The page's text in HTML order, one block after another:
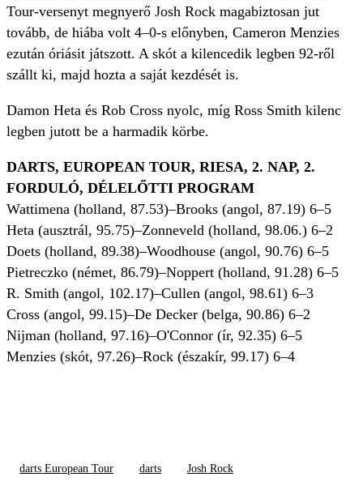
Tour-versenyt megnyerő Josh Rock magabiztosan jut
tovább, de hiába volt 4–0-s előnyben, Cameron Menzies
ezután óriásit játszott. A skót a kilencedik legben 92-ről
szállt ki, majd hozta a saját kezdését is.
Damon Heta és Rob Cross nyolc, míg Ross Smith kilenc
legben jutott be a harmadik körbe.
DARTS, EUROPEAN TOUR, RIESA, 2. NAP, 2.
FORDULÓ, DÉLELŐTTI PROGRAM
Wattimena (holland, 87.53)–Brooks (angol, 87.19) 6–5
Heta (ausztrál, 95.75)–Zonneveld (holland, 98.06.) 6–2
Doets (holland, 89.38)–Woodhouse (angol, 90.76) 6–5
Pietreczko (német, 86.79)–Noppert (holland, 91.28) 6–5
R. Smith (angol, 102.17)–Cullen (angol, 98.61) 6–3
Cross (angol, 99.15)–De Decker (belga, 90.86) 6–2
Nijman (holland, 97.16)–O'Connor (ír, 92.35) 6–5
Menzies (skót, 97.26)–Rock (északír, 99.17) 6–4
darts European Tour darts Josh Rock